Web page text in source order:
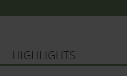
HIGHLIGHTS